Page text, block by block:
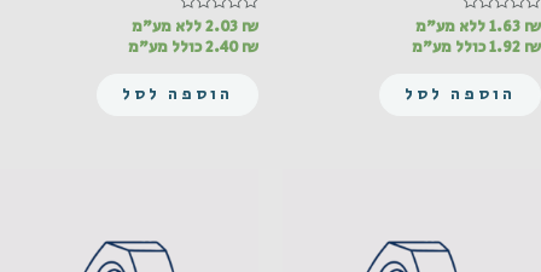
דורג
מתוך
1.63 ₪
ללא מע"מ
1.92 ₪ כולל מע"מ
הוספה לסל
דורג
מתוך
2.03 ₪
ללא מע"מ
2.40₪ כולל מע"מ
הוספה לסל